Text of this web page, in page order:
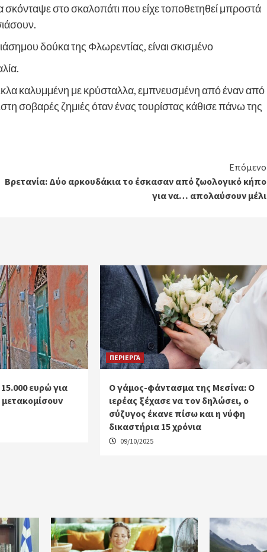
σκόνταψε στο σκαλοπάτι που είχε τοποθετηθεί μπροστά
δούκα της Φλωρεντίας, είναι σκισμένο
καλυμμένη με κρύσταλλα, εμπνευσμένη από έναν από
σοβαρές ζημιές όταν ένας τουρίστας κάθισε πάνω της
Επόμενο
Βρετανία: Δύο αρκουδάκια το έσκασαν από ζωολογικό κήπο
για να… απολαύσουν μέλι
ευρώ για
ΠΕΡΙΕΡΓΑ
Ο γάμος-φάντασμα της Μεσίνα: Ο
ιερέας ξέχασε να τον δηλώσει, ο
σύζυγος έκανε πίσω και η νύφη
δικαστήρια 15 χρόνια
09/10/2025